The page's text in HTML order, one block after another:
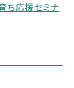
ち応援セミナ